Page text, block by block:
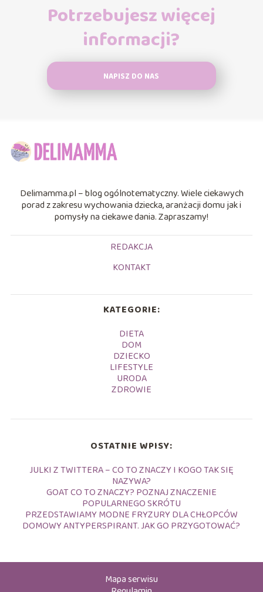
Potrzebujesz więcej
informacji?
NAPISZ DO NAS
Delimamma.pl – blog ogólnotematyczny. Wiele ciekawych
porad z zakresu wychowania dziecka, aranżacji domu jak i
pomysły na ciekawe dania. Zapraszamy!
REDAKCJA
KONTAKT
KATEGORIE:
DIETA
DOM
DZIECKO
LIFESTYLE
URODA
ZDROWIE
OSTATNIE WPISY:
JULKI Z TWITTERA – CO TO ZNACZY I KOGO TAK SIĘ
NAZYWA?
GOAT CO TO ZNACZY? POZNAJ ZNACZENIE
POPULARNEGO SKRÓTU
PRZEDSTAWIAMY MODNE FRYZURY DLA CHŁOPCÓW
DOMOWY ANTYPERSPIRANT. JAK GO PRZYGOTOWAĆ?
Mapa serwisu